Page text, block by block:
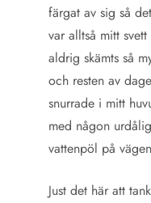
färgat av sig så
var alltså mitt
aldrig skämts så
och resten av
snurrade i mitt
med någon
vattenpöl på
Just det här att